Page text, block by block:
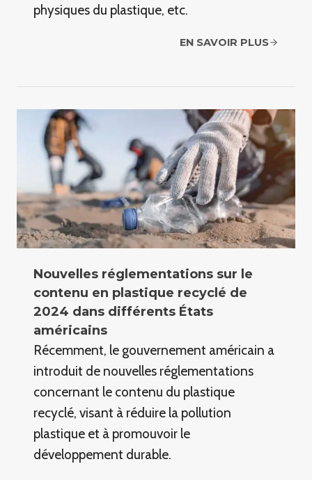
physiques du plastique, etc.
EN SAVOIR PLUS
Nouvelles réglementations sur le
contenu en plastique recyclé de
2024 dans différents États
américains
Récemment, le gouvernement américain a
introduit de nouvelles réglementations
concernant le contenu du plastique
recyclé, visant à réduire la pollution
plastique et à promouvoir le
développement durable.